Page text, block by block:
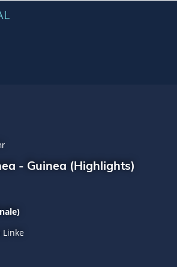
- Guinea (Highlights)
Linke